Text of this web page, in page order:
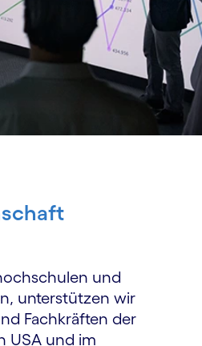
und
unterstützen wir
Fach­kräften der
USA und im